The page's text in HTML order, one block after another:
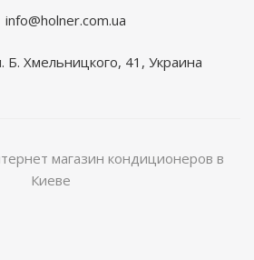
info@holner.com.ua
Б. Хмельницкого, 41, Украина
магазин кондиционеров в
Киеве